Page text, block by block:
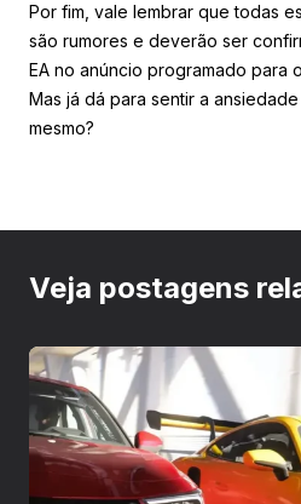
Por fim, vale lembrar que todas
são rumores e deverão ser
EA no anúncio programado para
Mas já dá para sentir a
mesmo?
Veja postagens